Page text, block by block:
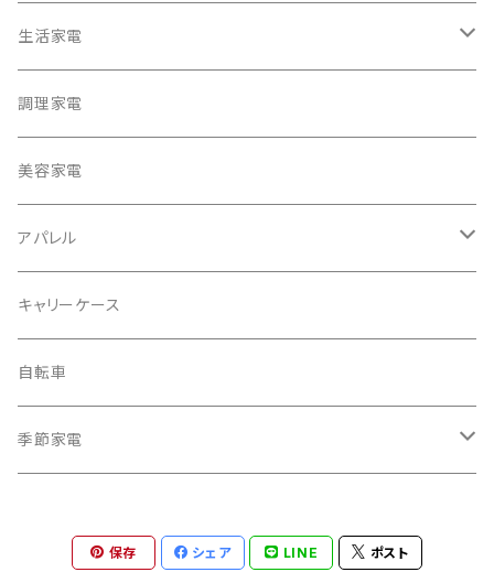
生活家電
テレビ
冷蔵庫・冷凍庫
洗濯機
掃除機
電動モップ
カーペットクリーナー
AV機器
シュレッダー
電動モップ
調理家電
美容家電
アパレル
バッグ
メンズ
レディース
キャリーケース
自転車
季節家電
サーキュレーター
保存 シェア LINE ポスト